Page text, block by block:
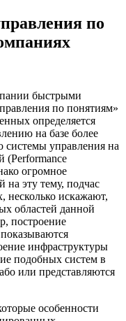
по
быстрыми
по понятиям»
определяется
на базе более
управления на
(Performance
огромное
на эту тему, подчас
несколько искажают,
областей данной
построение
инфраструктуры
подобных систем в
или представляются
особенности